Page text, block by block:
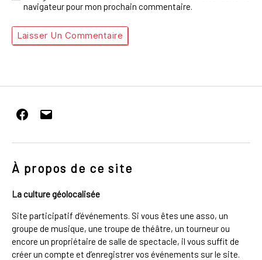
navigateur pour mon prochain commentaire.
Facebook
E-
mail
À propos de ce site
La culture géolocalisée
Site participatif d’événements. Si vous êtes une asso, un
groupe de musique, une troupe de théâtre, un tourneur ou
encore un propriétaire de salle de spectacle, il vous suffit de
créer un compte et d’enregistrer vos événements sur le site.